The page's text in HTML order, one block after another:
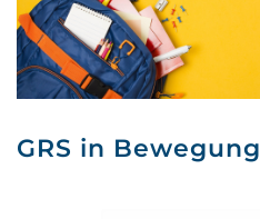
GRS in Bewegung